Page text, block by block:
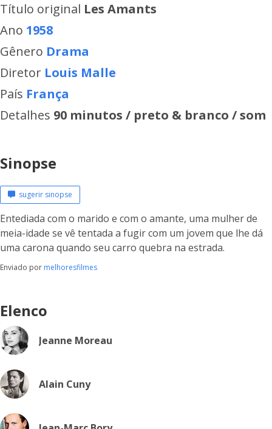
Título original Les Amants
Ano 1958
Gênero Drama
Diretor Louis Malle
País França
Detalhes 90 minutos / preto & branco / som
Sinopse
sugerir sinopse
Entediada com o marido e com o amante, uma mulher de
meia-idade se vê tentada a fugir com um jovem que lhe dá
uma carona quando seu carro quebra na estrada.
Enviado por melhoresfilmes
Elenco
Jeanne Moreau
Alain Cuny